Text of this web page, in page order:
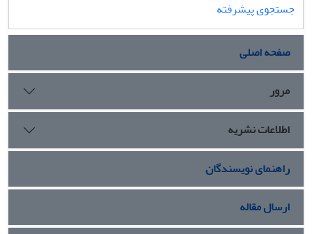
جستجوی پیشرفته
صفحه اصلی
مرور
اطلاعات نشریه
راهنمای نویسندگان
ارسال مقاله